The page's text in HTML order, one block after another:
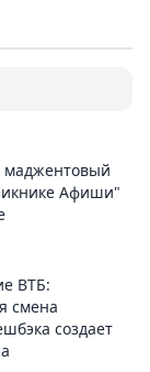
маджентовый
Афиши"
ВТБ:
смена
создает